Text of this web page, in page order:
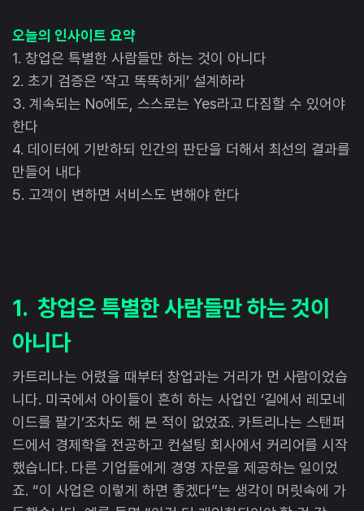
오늘의 인사이트 요약
1. 창업은 특별한 사람들만 하는 것이 아니다
2. 초기 검증은 ‘작고 똑똑하게’ 설계하라
3. 계속되는 No에도, 스스로는 Yes라고 다짐할 수 있어야
한다
4. 데이터에 기반하되 인간의 판단을 더해서 최선의 결과를
만들어 내다
5. 고객이 변하면 서비스도 변해야 한다
1. 창업은 특별한 사람들만 하는 것이
아니다
카트리나는 어렸을 때부터 창업과는 거리가 먼 사람이었습
니다. 미국에서 아이들이 흔히 하는 사업인 ‘길에서 레모네
이드를 팔기’조차도 해 본 적이 없었죠. 카트리나는 스탠퍼
드에서 경제학을 전공하고 컨설팅 회사에서 커리어를 시작
했습니다. 다른 기업들에게 경영 자문을 제공하는 일이었
죠. “이 사업은 이렇게 하면 좋겠다”는 생각이 머릿속에 가